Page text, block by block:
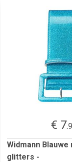
€ 7
Widmann
glitters -